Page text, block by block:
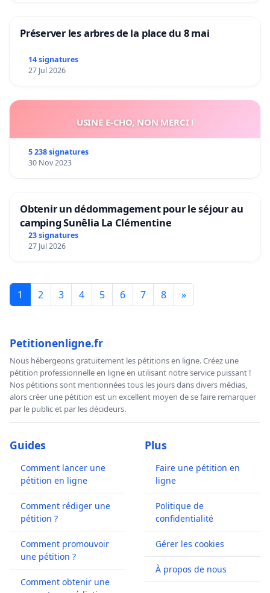
Préserver les arbres de la place du 8 mai
14 signatures
27 Jul 2026
USINE E-CHO, NON MERCI !
5 238 signatures
30 Nov 2023
Obtenir un dédommagement pour le séjour au
camping Sunêlia La Clémentine
23 signatures
27 Jul 2026
1 2 3 4 5 6 7 8 »
Petitionenligne.fr
Nous hébergeons gratuitement les pétitions en ligne. Créez une
pétition professionnelle en ligne en utilisant notre service puissant !
Nos pétitions sont mentionnées tous les jours dans divers médias,
alors créer une pétition est un excellent moyen de se faire remarquer
par le public et par les décideurs.
Guides
Comment lancer une
pétition en ligne
Comment rédiger une
pétition ?
Comment promouvoir
une pétition ?
Comment obtenir une
Plus
Faire une pétition en
ligne
Politique de
confidentialité
Gérer les cookies
À propos de nous